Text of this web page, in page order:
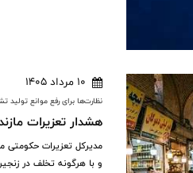
10 مرداد 1405
نظارت‌ها برای رفع موانع تولید
هشدار تعزیرات
مدیرکل تعزیرات حکومتی
و با هرگونه تخلف در